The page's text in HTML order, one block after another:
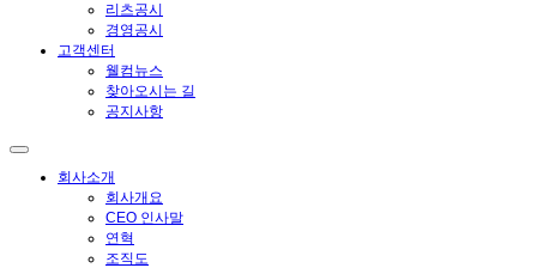
리츠공시
경영공시
고객센터
웰컴뉴스
찾아오시는 길
공지사항
회사소개
회사개요
CEO 인사말
연혁
조직도